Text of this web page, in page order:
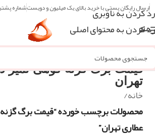
رد کردن به ناوبری
رد کردن به محتوای اصلی
ارسال رایگان پستی با خرید بالای یک میلیون و دویستشماره پشتیبانی
منو
قیمت برگ گزنه کوهی تمیز
تهران
خانه/
محصولات برچسب خورده “قیمت برگ
عطاری تهران”